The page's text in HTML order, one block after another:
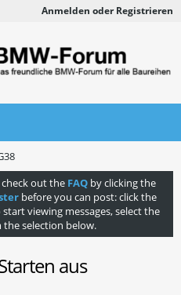
Anmelden oder Registrieren
out the FAQ by clicking the
before you can post: click the
viewing messages, select the
selection below.
aus